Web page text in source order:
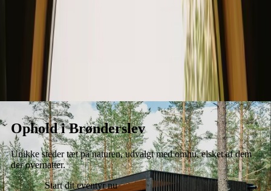
Ophold Gavekort
Ophold i Brønderslev
Unikke steder tæt på naturen, udvalgt med omhu, elsket af dem
der overnatter.
Start dit eventyr nu